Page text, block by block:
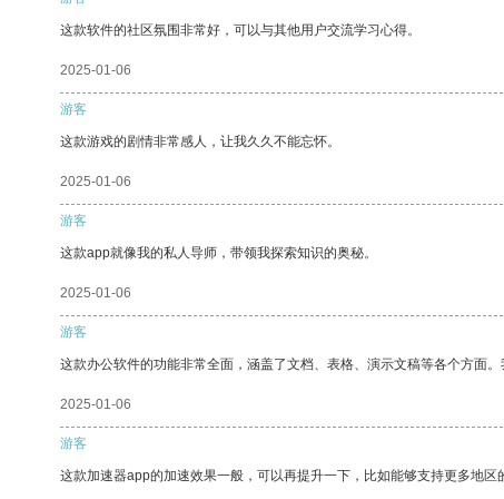
这款软件的社区氛围非常好，可以与其他用户交流学习心得。
2025-01-06
游客
这款游戏的剧情非常感人，让我久久不能忘怀。
2025-01-06
游客
这款app就像我的私人导师，带领我探索知识的奥秘。
2025-01-06
游客
这款办公软件的功能非常全面，涵盖了文档、表格、演示文稿等各个方面
2025-01-06
游客
这款加速器app的加速效果一般，可以再提升一下，比如能够支持更多地区